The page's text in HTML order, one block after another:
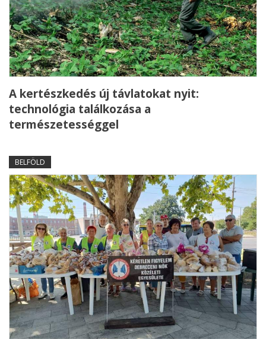
A kertészkedés új távlatokat nyit:
technológia találkozása a
természetességgel
BELFÖLD